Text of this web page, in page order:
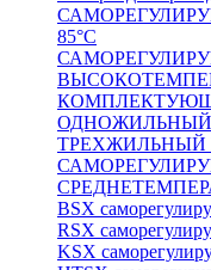
85°С
ОДНОЖИЛЬНЫЙ
ТРЕХЖИЛЬНЫЙ
BSX
RSX
KSX